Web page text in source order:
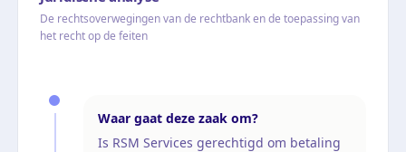
De rechtsoverwegingen van de rechtbank en de toepassing van
het recht op de feiten
Waar gaat deze zaak om?
Is RSM Services gerechtigd om betaling